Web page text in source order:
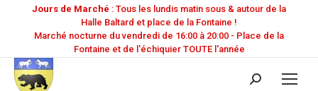
Jours de Marché : Tous les lundis matin sous & autour de la
Halle Baltard et place de la Fontaine !
Marché nocturne du vendredi de 16:00 à 20:00 - Place de la
Fontaine et de l'échiquier TOUTE l'année
Recherche